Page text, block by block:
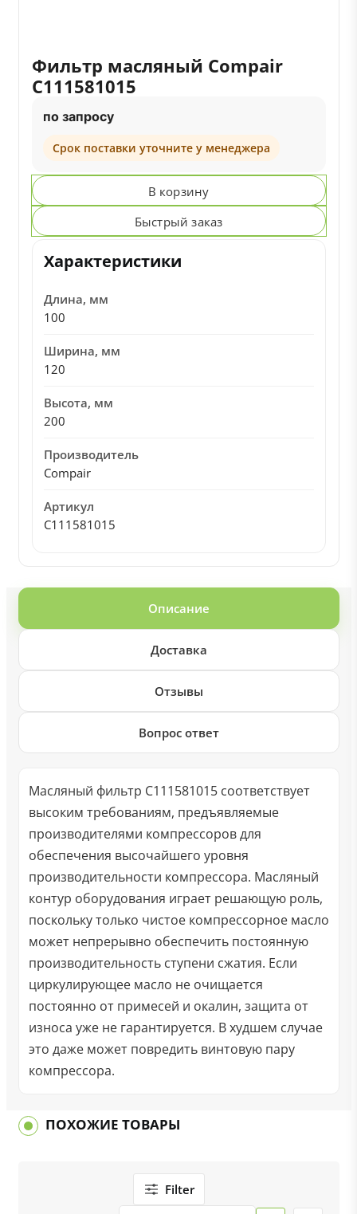
Фильтр масляный Compair
C111581015
по запросу
Срок поставки уточните у менеджера
В корзину
Быстрый заказ
Характеристики
Длина, мм
100
Ширина, мм
120
Высота, мм
200
Производитель
Compair
Артикул
C111581015
Описание
Доставка
Отзывы
Вопрос ответ
Масляный фильтр C111581015 соответствует
высоким требованиям, предъявляемые
производителями компрессоров для
обеспечения высочайшего уровня
производительности компрессора. Масляный
контур оборудования играет решающую роль,
поскольку только чистое компрессорное масло
может непрерывно обеспечить постоянную
производительность ступени сжатия. Если
циркулирующее масло не очищается
постоянно от примесей и окалин, защита от
износа уже не гарантируется. В худшем случае
это даже может повредить винтовую пару
компрессора.
ПОХОЖИЕ ТОВАРЫ
Filter